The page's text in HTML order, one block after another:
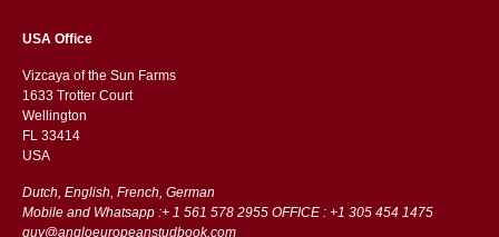
USA Office
Vizcaya of the Sun Farms
1633 Trotter Court
Wellington
FL 33414
USA
Dutch, English, French, German
Mobile and Whatsapp :+ 1 561 578 2955 OFFICE : +1 305 454 1475
guy@angloeuropeanstudbook.com